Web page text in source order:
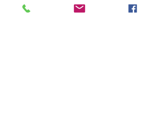
置1-2分鐘，然後沖洗。
退貨政策